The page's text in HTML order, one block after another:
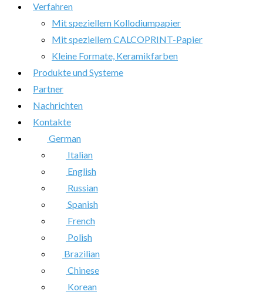
Verfahren
Mit speziellem Kollodiumpapier
Mit speziellem CALCOPRINT-Papier
Kleine Formate, Keramikfarben
Produkte und Systeme
Partner
Nachrichten
Kontakte
German
Italian
English
Russian
Spanish
French
Polish
Brazilian
Chinese
Korean